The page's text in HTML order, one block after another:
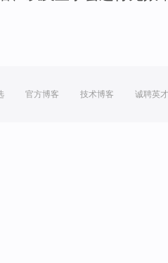
官方博客 技术博客 诚聘英才